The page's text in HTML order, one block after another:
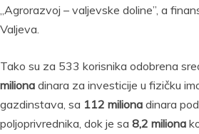
„Agrorazvoj – valjevske doline”, a
Valjeva.
Tako su za 533 korisnika odobrena
miliona dinara za investicije u fizičku
gazdinstava, sa 112 miliona dinara
poljoprivrednika, dok je sa 8,2 miliona